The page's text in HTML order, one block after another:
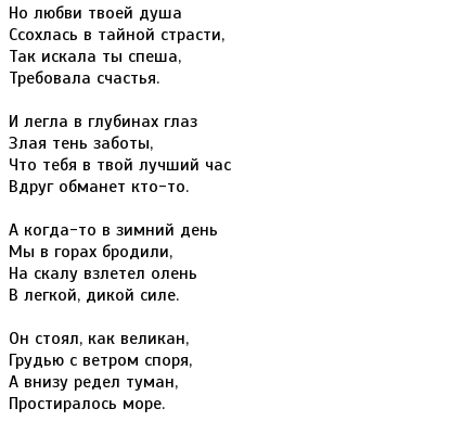
Но любви твоей душа
Ссохлась в тайной страсти,
Так искала ты спеша,
Требовала счастья.
И легла в глубинах глаз
Злая тень заботы,
Что тебя в твой лучший час
Вдруг обманет кто-то.
А когда-то в зимний день
Мы в горах бродили,
На скалу взлетел олень
В легкой, дикой силе.
Он стоял, как великан,
Грудью с ветром споря,
А внизу редел туман,
Простиралось море.